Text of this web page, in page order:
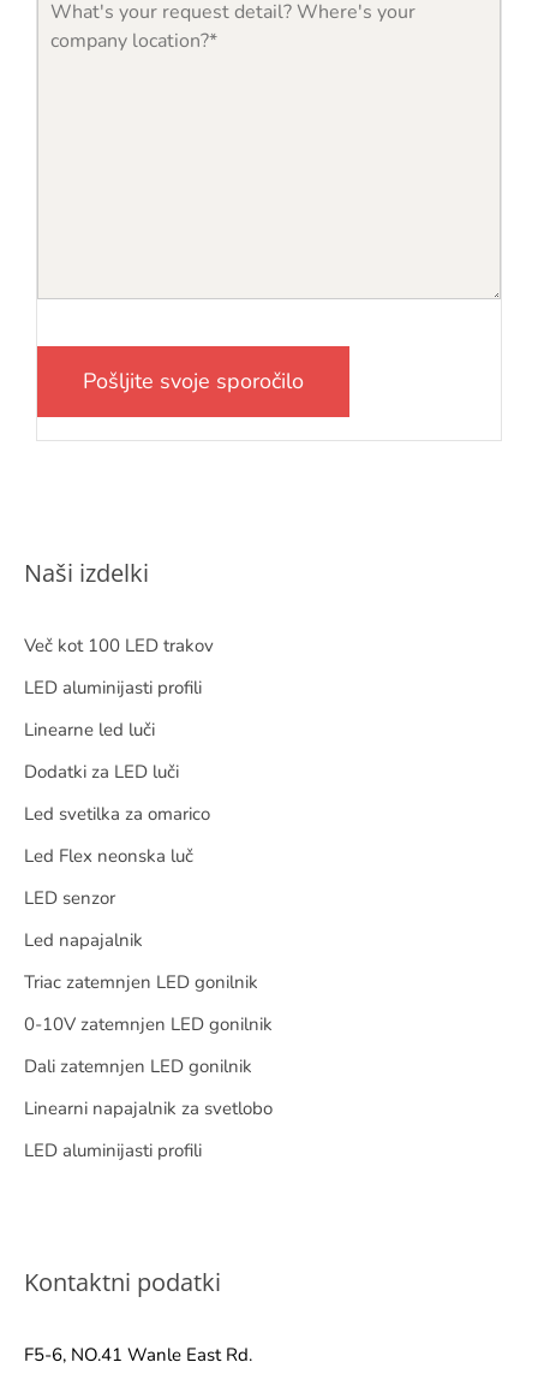
Naši izdelki
Več kot 100 LED trakov
LED aluminijasti profili
Linearne led luči
Dodatki za LED luči
Led svetilka za omarico
Led Flex neonska luč
LED senzor
Led napajalnik
Triac zatemnjen LED gonilnik
0-10V zatemnjen LED gonilnik
Dali zatemnjen LED gonilnik
Linearni napajalnik za svetlobo
LED aluminijasti profili
Kontaktni podatki
F5-6, NO.41 Wanle East Rd.